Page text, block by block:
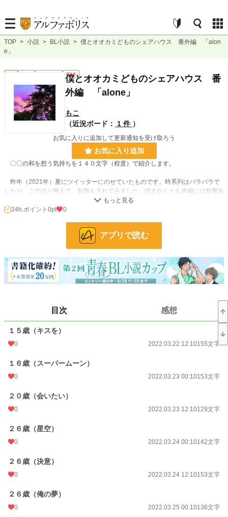
TOP > 小説 > BL小説 > 僕とオオカミどものシェアハウス 番外編 「alon
e」
R18
僕とオオカミどものシェアハウス 番
外編 「alone」
もこ
（近況ボード：
1 件 ）
お気に入りに追加して更新通知を受け取ろう
お気に入り追加
〇〇の和を想う気持ちを１４０文字（程度）で紹介します。
昨年（2021年）夏にツイッターにのせていたものです。時系列はバラバラで
したが、このほど整えて、副題も入れてみました。読まなくとも本編には影響あ
りませんが、〇〇の熱い想い、覗いてみませんか？
小説 228,741 位 / 228,741 件
BL 31,416 位 / 31,416 件
0 pt
文字数 2,627
更新日時
初回公開日時 2022.03.22 12:10
週間ポイント 0 pt (228,741 位)
年間ポイント
24h.ポイント 0pt 0
アプリで読む
目次 感想
１５歳（キスを）
0 2022.03.22 12:10155文字
１６歳（スーパームーン）
0 2022.03.23 00:10153文字
２０歳（会いたい）
0 2022.03.23 12:10129文字
２６歳（星空）
0 2022.03.24 00:10142文字
２６歳（決意）
0 2022.03.24 12:10153文字
２６歳（俺の夢）
0 2022.03.25 00:10136文字